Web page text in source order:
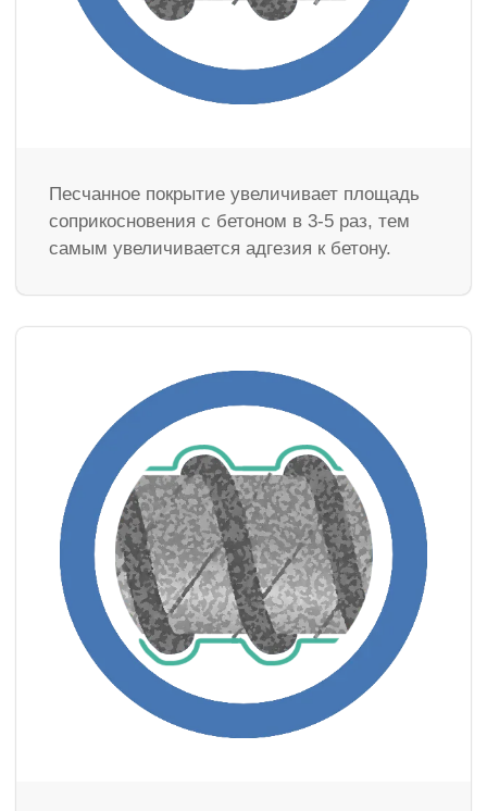
Песчанное покрытие увеличивает площадь
соприкосновения с бетоном в 3-5 раз, тем
самым увеличивается адгезия к бетону.